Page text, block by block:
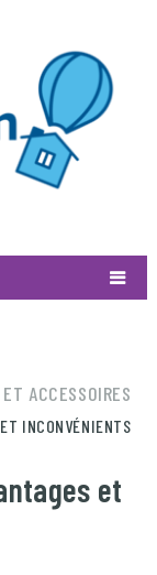
ACCESSOIRES
INCONVÉNIENTS
et